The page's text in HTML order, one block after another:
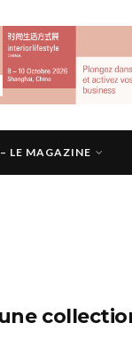
LE MAGAZINE